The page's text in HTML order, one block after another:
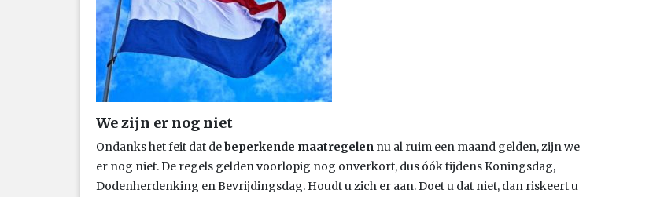
We zijn er nog niet
Ondanks het feit dat debeperkende maatregelen nu al ruim een maand gelden, zijn we
er nog niet. De regels gelden voorlopig nog onverkort, dus óók tijdens Koningsdag,
Dodenherdenking en Bevrijdingsdag. Houdt u zich er aan. Doet u dat niet, dan riskeert u